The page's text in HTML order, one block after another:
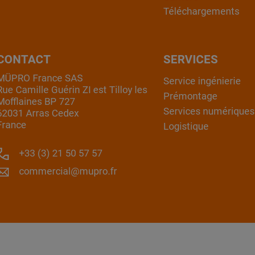
Téléchargements
France SAS
Camille Guérin ZI est Tilloy les
BP 727
Arras Cedex
+33 (3) 21 50 57 57
commercial@mupro.fr
SERVICES
Service ingénierie
Prémontage
Services numériques
Logistique